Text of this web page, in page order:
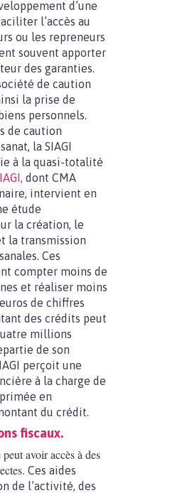
d’une
l’accès au
ou les repreneurs
souvent apporter
des garanties.
de caution
la prise de
personnels.
de caution
la SIAGI
à la quasi-totalité
dont CMA
intervient en
étude
la création, le
la transmission
Ces
compter moins de
et réaliser moins
de chiffres
des crédits peut
millions
de son
perçoit une
à la charge de
en
du crédit.
fiscaux.
avoir accès à des
Ces aides
de l’activité, des